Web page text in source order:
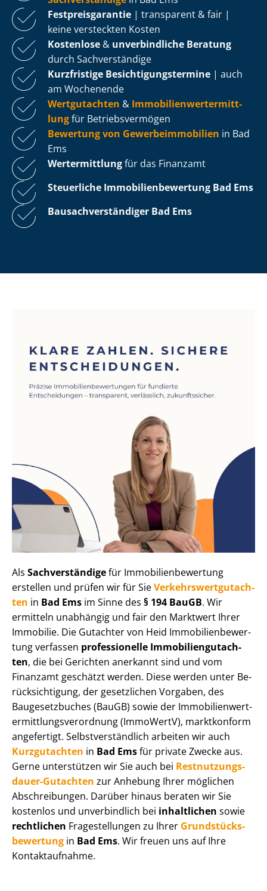
Fest­preis­ga­ran­tie | transparent & fair |
keine versteckten Kosten
Kostenlose & unverbindliche Beratung
durch Sachverständige
Kurzfristige Be­sich­ti­gungs­ter­mi­ne | auch
am Wochenende
Wertgutachten & Im­mo­bi­li­en­wert­ermitt­
lungfür Be­triebs­ver­mö­gen
Bewertung von Ge­wer­be­im­mo­bi­li­en in Bad
Ems
Wertermittlungfür das Finanzamt
Steuerliche Im­mo­bi­li­en­be­wer­tung Bad Ems
Bau­sach­ver­stän­di­ger Bad Ems
Als Sachverständigefür Im­mo­bi­li­en­be­wer­tung
erstellen und prüfen wir für SieVer­kehrs­wert­gut­ach­
ten in Bad Ems im Sinne des § 194 BauGB. Wir
ermitteln unabhängig und fair den Marktwert Ihrer
Immobilie. Die Gutachter von Heid Im­mo­bi­li­en­be­wer­
tung verfassen professionelle Im­mo­bi­li­en­gut­ach­
ten, die bei Gerichten anerkannt sind und vom
Finanzamt geschätzt werden. Diese werden unter Be­
rück­sich­ti­gung, der gesetzlichen Vorgaben, des
Baugesetzbuches (BauGB) sowie der Im­mo­bi­li­en­wert­
ermitt­lungs­ver­ord­nung (ImmoWertV), marktkonform
angefertigt. Selbst­ver­ständ­lich arbeiten wir auch
Kurzgutachten in Bad Emsfür private Zwecke aus.
Gerne unterstützen wir Sie auch bei Rest­nut­zungs­
dau­er-Gutachten zur Anhebung Ihrer möglichen
Abschreibungen. Darüber hinaus beraten wir Sie
kostenlos und unverbindlich bei inhaltlichen sowie
rechtlichen Fragestellungen zu Ihrer Grund­stücks­
be­wer­tung in Bad Ems. Wir freuen uns auf Ihre
Kontaktaufnahme.